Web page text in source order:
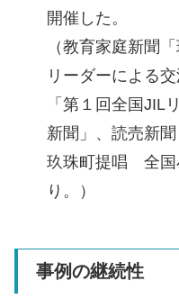
開催した。
（教育家庭新聞
リーダーによる
「第１回全国JIL
新聞」、読売新
玖珠町提唱 全国
り。）
事例の継続性